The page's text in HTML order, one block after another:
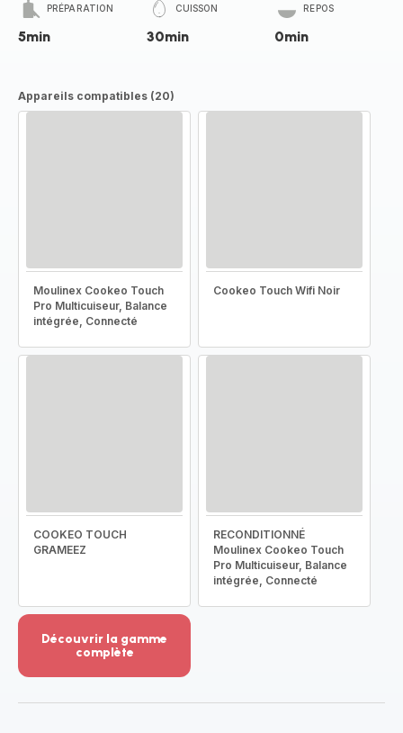
PRÉPARATION
5min
CUISSON
30min
REPOS
0min
Appareils compatibles (20)
Moulinex Cookeo Touch
Pro Multicuiseur, Balance
intégrée, Connecté
Cookeo Touch Wifi Noir
COOKEO TOUCH
GRAMEEZ
RECONDITIONNÉ
Moulinex Cookeo Touch
Pro Multicuiseur, Balance
intégrée, Connecté
Découvrir la gamme
complète
-